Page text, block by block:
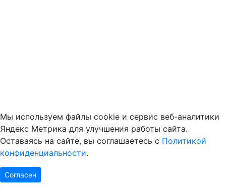
Мы используем файлы cookie и сервис веб-аналитики
Яндекс Метрика для улучшения работы сайта.
Оставаясь на сайте, вы соглашаетесь с Политикой
конфиденциальности.
Согласен